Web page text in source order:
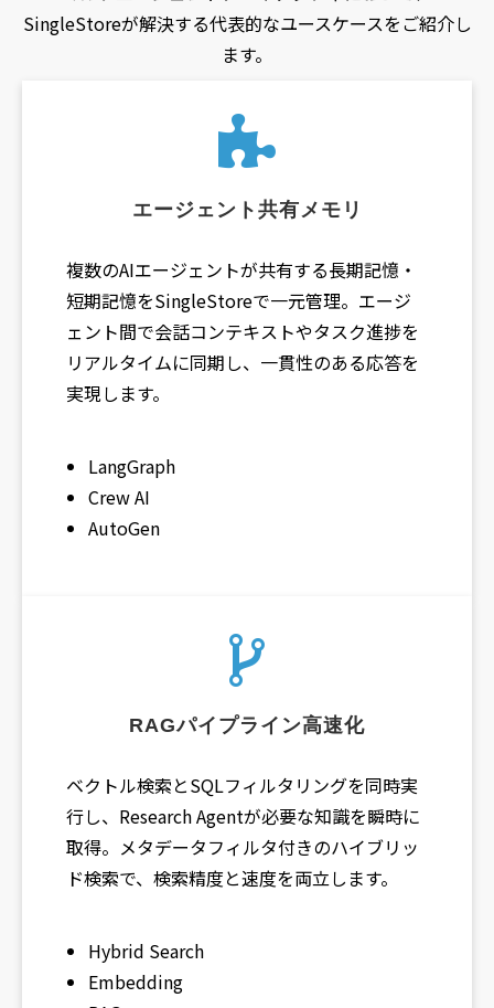
SingleStoreが解決する代表的なユースケースをご紹介し
ます。
エージェント共有メモリ
複数のAIエージェントが共有する長期記憶・
短期記憶をSingleStoreで一元管理。エージ
ェント間で会話コンテキストやタスク進捗を
リアルタイムに同期し、一貫性のある応答を
実現します。
LangGraph
Crew AI
AutoGen
RAGパイプライン高速化
ベクトル検索とSQLフィルタリングを同時実
行し、Research Agentが必要な知識を瞬時に
取得。メタデータフィルタ付きのハイブリッ
ド検索で、検索精度と速度を両立します。
Hybrid Search
Embedding